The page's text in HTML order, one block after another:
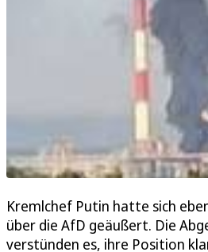
Kremlchef Putin hatte sich
über die AfD geäußert. Die
verstünden es, ihre Position